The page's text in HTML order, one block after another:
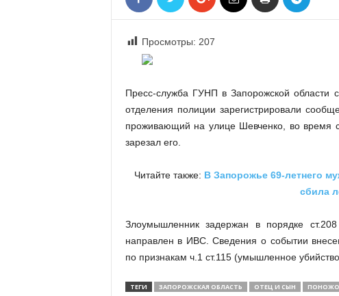
Просмотры: 207
Пресс-служба ГУНП в Запорожской области
отделения полиции зарегистрировали
проживающий на улице Шевченко, во время
зарезал его.
Читайте также: В Запорожье 69-летнего
сбила
Злоумышленник задержан в порядке
направлен в ИВС. Сведения о событии
по признакам ч.1 ст.115 (умышленное
ТЕГИ ЗАПОРОЖСКАЯ ОБЛАСТЬ ОТЕЦ И СЫН